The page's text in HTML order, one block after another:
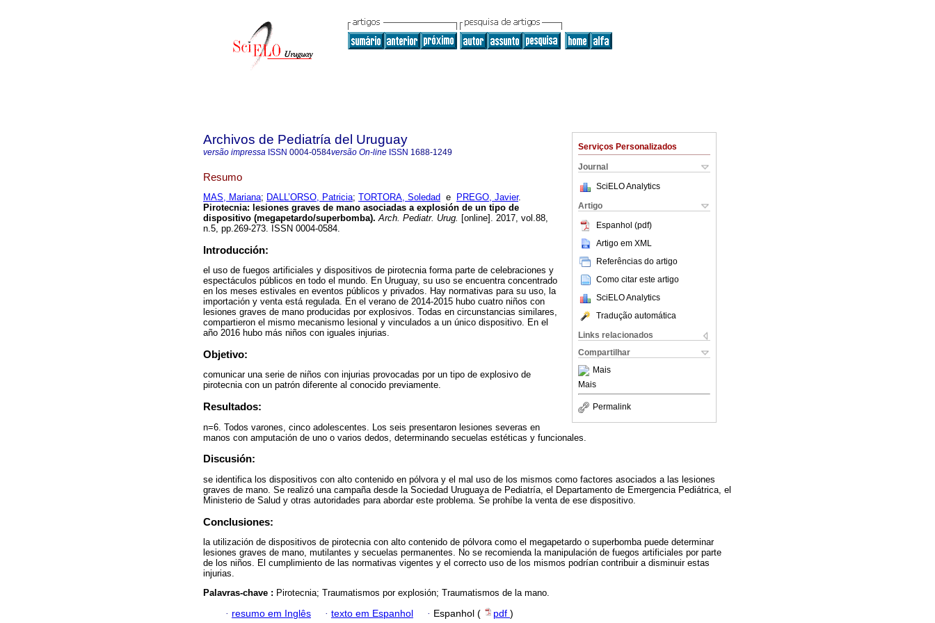
Serviços Personalizados
Journal
SciELO Analytics
Artigo
Espanhol (pdf)
Artigo em XML
Referências do artigo
Como citar este artigo
SciELO Analytics
Tradução automática
Links relacionados
Compartilhar
Mais
Mais
Permalink
Archivos de Pediatría del Uruguay
versão impressa ISSN 0004-0584versão On-line ISSN 1688-1249
Resumo
MAS, Mariana; DALL’ORSO, Patricia; TORTORA, Soledad e PREGO, Javier.
Pirotecnia: lesiones graves de mano asociadas a explosión de un tipo de
dispositivo (megapetardo/superbomba). Arch. Pediatr. Urug. [online]. 2017, vol.88,
n.5, pp.269-273. ISSN 0004-0584.
Introducción:
el uso de fuegos artificiales y dispositivos de pirotecnia forma parte de celebraciones y
espectáculos públicos en todo el mundo. En Uruguay, su uso se encuentra concentrado
en los meses estivales en eventos públicos y privados. Hay normativas para su uso, la
importación y venta está regulada. En el verano de 2014-2015 hubo cuatro niños con
lesiones graves de mano producidas por explosivos. Todas en circunstancias similares,
compartieron el mismo mecanismo lesional y vinculados a un único dispositivo. En el
año 2016 hubo más niños con iguales injurias.
Objetivo:
comunicar una serie de niños con injurias provocadas por un tipo de explosivo de
pirotecnia con un patrón diferente al conocido previamente.
Resultados:
n=6. Todos varones, cinco adolescentes. Los seis presentaron lesiones severas en
manos con amputación de uno o varios dedos, determinando secuelas estéticas y funcionales.
Discusión:
se identifica los dispositivos con alto contenido en pólvora y el mal uso de los mismos como factores asociados a las lesiones
graves de mano. Se realizó una campaña desde la Sociedad Uruguaya de Pediatría, el Departamento de Emergencia Pediátrica, el
Ministerio de Salud y otras autoridades para abordar este problema. Se prohíbe la venta de ese dispositivo.
Conclusiones:
la utilización de dispositivos de pirotecnia con alto contenido de pólvora como el megapetardo o superbomba puede determinar
lesiones graves de mano, mutilantes y secuelas permanentes. No se recomienda la manipulación de fuegos artificiales por parte
de los niños. El cumplimiento de las normativas vigentes y el correcto uso de los mismos podrían contribuir a disminuir estas
injurias.
Palavras-chave : Pirotecnia; Traumatismos por explosión; Traumatismos de la mano.
· resumo em Inglês · texto em Espanhol · Espanhol ( pdf )